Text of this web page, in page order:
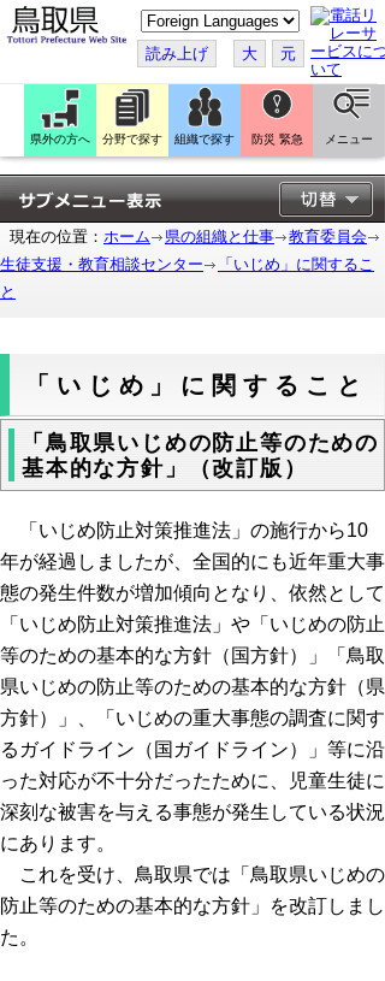
こ
の
ペ
ー
ジ
翻
訳
す
る
読み上げ 大 元
県外の方へ 分野で探す 組織で探す 防災 緊急 メニュー
現在の位置： ホーム 県の組織と仕事
教育委員会
生徒支援・教育相談センター
「いじめ」に関するこ
と
「いじめ」に関すること
「鳥取県いじめの防止等のための
基本的な方針」（改訂版）
「いじめ防止対策推進法」の施行から10
年が経過しましたが、全国的にも近年重大事
態の発生件数が増加傾向となり、依然として
「いじめ防止対策推進法」や「いじめの防止
等のための基本的な方針（国方針）」「鳥取
県いじめの防止等のための基本的な方針（県
方針）」、「いじめの重大事態の調査に関す
るガイドライン（国ガイドライン）」等に沿
った対応が不十分だったために、児童生徒に
深刻な被害を与える事態が発生している状況
にあります。
これを受け、鳥取県では「鳥取県いじめの
防止等のための基本的な方針」を改訂しまし
た。